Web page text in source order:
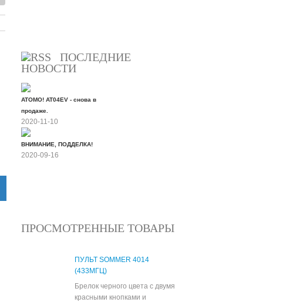
ПОСЛЕДНИЕ
НОВОСТИ
ATOMO! AT04EV - снова в
продаже.
2020-11-10
ВНИМАНИЕ, ПОДДЕЛКА!
2020-09-16
ПРОСМОТРЕННЫЕ ТОВАРЫ
ПУЛЬТ SOMMER 4014
(433МГЦ)
Брелок черного цвета с двумя
красными кнопками и